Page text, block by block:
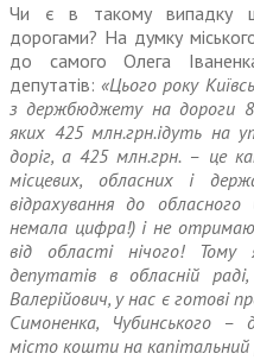
Чи є в такому випадку
дорогами? На думку
до самого Олега
депутатів: «Цього року
з держбюджету на дороги
яких 425 млн.грн.ідуть на
доріг, а 425 млн.грн. – це
місцевих, обласних і
відрахування до
немала цифра!) і не
від області нічого!
депутатів в обласній
Валерійович, у нас є готові
Симоненка, Чубинського
місто кошти на капітальний